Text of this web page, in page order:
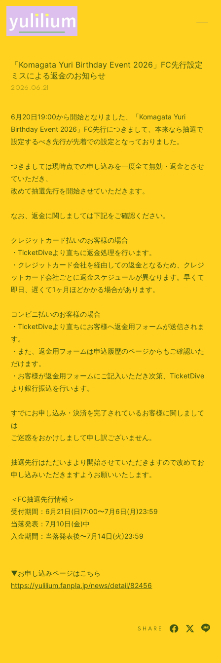
PROFILE VIDEO
BLOG VOICE BLOG
Q&A
「Komagata Yuri Birthday Event 2026」FC先行設定
ミスによる返金のお知らせ
2026.06.21
6月20日19:00から開始となりました、「Komagata Yuri
Birthday Event 2026」FC先行につきまして、本来なら抽選で
設定するべき先行が先着での設定となっておりました。
つきましては現時点での申し込みを一度全て無効・返金とさせ
ていただき、
改めて抽選先行を開始させていただきます。
なお、返金に関しましては下記をご確認ください。
クレジットカード払いのお客様の場合
・TicketDiveより直ちに返金処理を行います。
・クレジットカード会社を経由しての返金となるため、クレジ
ットカード会社ごとに返金スケジュールが異なります。早くて
即日、遅くて1ヶ月ほどかかる場合があります。
コンビニ払いのお客様の場合
・TicketDiveより直ちにお客様へ返金用フォームが送信されま
す。
・また、返金用フォームは申込履歴のページからもご確認いた
だけます。
・お客様が返金用フォームにご記入いただき次第、TicketDive
より銀行振込を行います。
すでにお申し込み・決済を完了されているお客様に関しまして
は
ご迷惑をおかけしまして申し訳ございません。
抽選先行はただいまより開始させていただきますので改めてお
申し込みいただきますようお願いいたします。
＜FC抽選先行情報＞
受付期間：6月21日(日)7:00〜7月6日(月)23:59
当落発表：7月10日(金)中
入金期間：当落発表後〜7月14日(火)23:59
▼お申し込みページはこちら
https://yulilium.fanpla.jp/news/detail/82456
SHARE